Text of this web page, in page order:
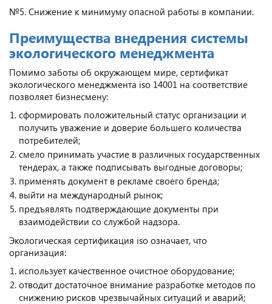
№5. Снижение к минимуму опасной работы в компании.
Преимущества внедрения системы
экологического менеджмента
Помимо заботы об окружающем мире, сертификат
экологического менеджмента iso 14001 на соответствие
позволяет бизнесмену:
сформировать положительный статус организации и
получить уважение и доверие большего количества
потребителей;
смело принимать участие в различных государственных
тендерах, а также подписывать выгодные договоры;
применять документ в рекламе своего бренда;
выйти на международный рынок;
предъявлять подтверждающие документы при
взаимодействии со службой надзора.
Экологическая сертификация iso означает, что
организация:
использует качественное очистное оборудование;
отводит достаточное внимание разработке методов по
снижению рисков чрезвычайных ситуаций и аварий;